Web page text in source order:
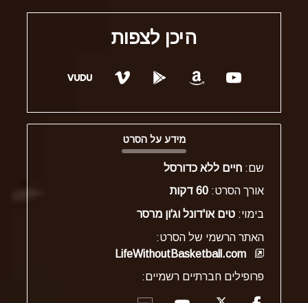
היכן לצפות
מידע על הסרט
שם: חיים ללא כדורסל
אורך הסרט: 60 דקות
בימוי: טים או'דונל וג'ון מרסר
האתר הרשמי של הסרט:
LifeWithoutBasketball.com
פרופילים חברתיים רשמיים: